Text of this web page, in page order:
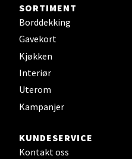
SORTIMENT
Borddekking
Gavekort
Kjøkken
Interiør
Uterom
Kampanjer
KUNDESERVICE
Kontakt oss
0 i butikk
Leirvik - Stord
Torgbakken 2, 5401 Stord